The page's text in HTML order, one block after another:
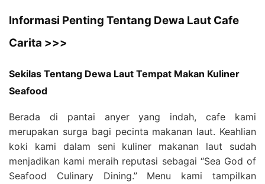
Informasi Penting Tentang Dewa Laut Cafe
Carita >>>
Sekilas Tentang Dewa Laut Tempat Makan Kuliner
Seafood
Berada di pantai anyer yang indah, cafe kami
merupakan surga bagi pecinta makanan laut. Keahlian
koki kami dalam seni kuliner makanan laut sudah
menjadikan kami meraih reputasi sebagai “Sea God of
Seafood Culinary Dining.” Menu kami tampilkan